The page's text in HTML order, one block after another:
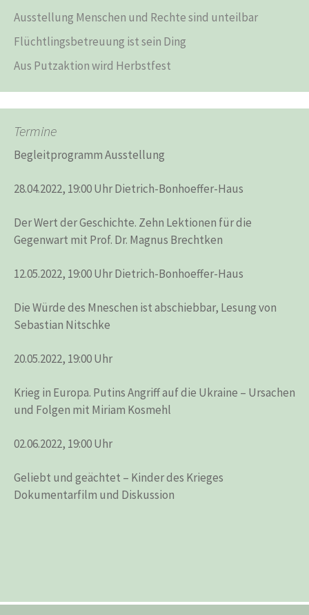
Ausstellung Menschen und Rechte sind unteilbar
Flüchtlingsbetreuung ist sein Ding
Aus Putzaktion wird Herbstfest
Termine
Begleitprogramm Ausstellung
28.04.2022, 19:00 Uhr Dietrich-Bonhoeffer-Haus
Der Wert der Geschichte. Zehn Lektionen für die
Gegenwart mit Prof. Dr. Magnus Brechtken
12.05.2022, 19:00 Uhr Dietrich-Bonhoeffer-Haus
Die Würde des Mneschen ist abschiebbar, Lesung von
Sebastian Nitschke
20.05.2022, 19:00 Uhr
Krieg in Europa. Putins Angriff auf die Ukraine – Ursachen
und Folgen mit Miriam Kosmehl
02.06.2022, 19:00 Uhr
Geliebt und geächtet – Kinder des Krieges
Dokumentarfilm und Diskussion